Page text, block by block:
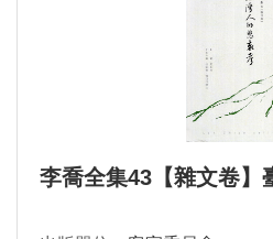
李喬全集43【雜文卷】